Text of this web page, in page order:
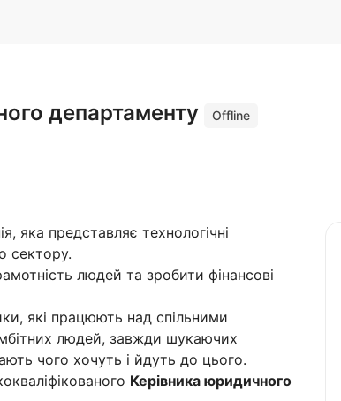
департаменту
Offline
яка представляє технологічні
сектору.
людей та зробити фінансові
які працюють над спільними
людей, завжди шукаючих
чого хочуть і йдуть до цього.
Керівника юридичного